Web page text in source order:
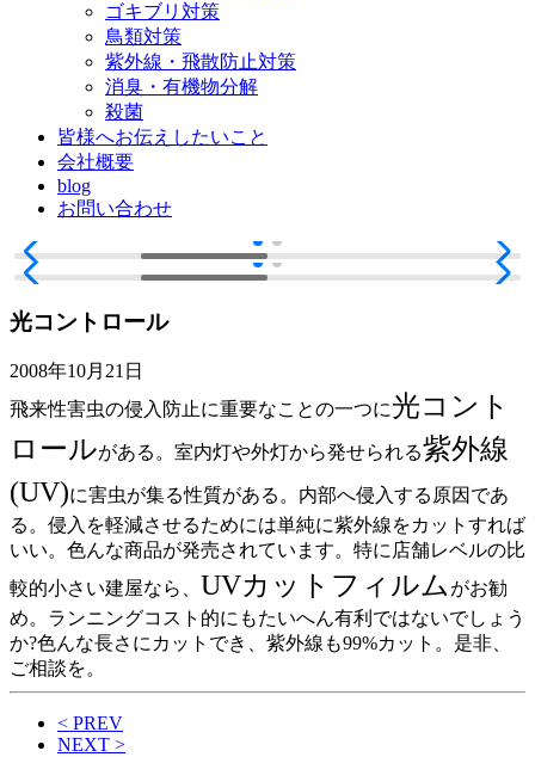
ゴキブリ対策
鳥類対策
紫外線・飛散防止対策
消臭・有機物分解
殺菌
皆様へお伝えしたいこと
会社概要
blog
お問い合わせ
光コントロール
2008年10月21日
飛来性害虫の侵入防止に重要なことの一つに光コント
ロールがある。室内灯や外灯から発せられる紫外線
(UV)に害虫が集る性質がある。内部へ侵入する原因であ
る。侵入を軽減させるためには単純に紫外線をカットすれば
いい。色んな商品が発売されています。特に店舗レベルの比
較的小さい建屋なら、 UVカットフィルム がお勧
め。ランニングコスト的にもたいへん有利ではないでしょう
か?色んな長さにカットでき、紫外線も99%カット。是非、
ご相談を。
< PREV
NEXT >